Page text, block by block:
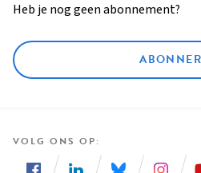
Heb je nog geen abonnement?
VOLG ONS OP